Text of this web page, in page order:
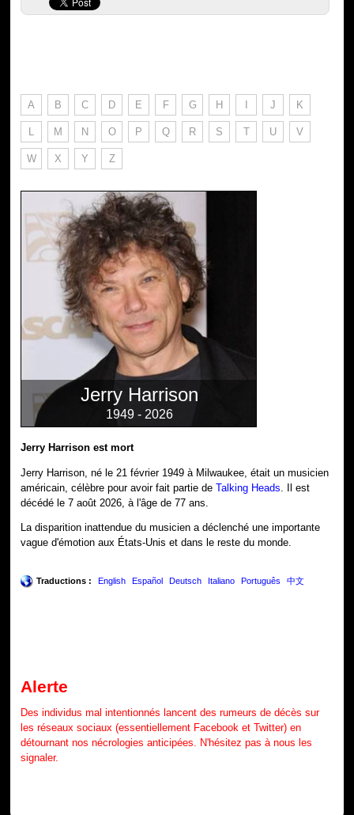
A B C D E F G H I J K
L M N O P Q R S T U V
W X Y Z
Jerry Harrison
1949 - 2026
Jerry Harrison est mort
Jerry Harrison, né le 21 février 1949 à Milwaukee, était un musicien
américain, célèbre pour avoir fait partie deTalking Heads . Il est
décédé le 7 août 2026, à l'âge de 77 ans.
La disparition inattendue du musicien a déclenché une importante
vague d'émotion aux États-Unis et dans le reste du monde.
Traductions : English Español Deutsch Italiano Português 中文
Alerte
Des individus mal intentionnés lancent des rumeurs de décès sur
les réseaux sociaux (essentiellement Facebook et Twitter) en
détournant nos nécrologies anticipées. N'hésitez pas à nous les
signaler.